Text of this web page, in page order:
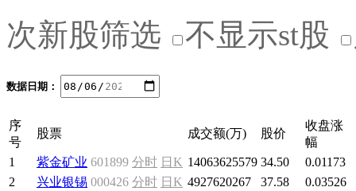
次新股筛选 不显示st股
数据日期：
序
号
股票 成交额(万) 股价
收盘涨
幅
1
紫金矿业 601899 分时 日K 14063625579 34.50
0.01173
2
兴业银锡 000426 分时 日K 4927620267 37.58
0.03526